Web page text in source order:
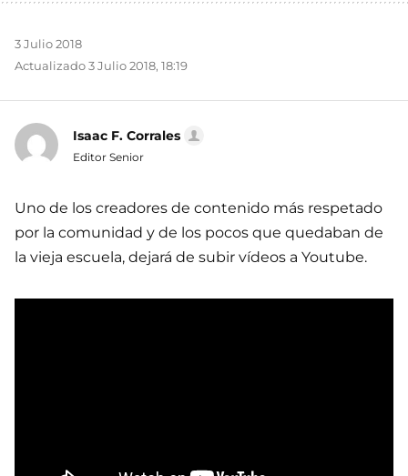
3 Julio 2018
Actualizado 3 Julio 2018, 18:19
Isaac F. Corrales
Editor Senior
Uno de los creadores de contenido más respetado
por la comunidad y de los pocos que quedaban de
la vieja escuela, dejará de subir vídeos a Youtube.